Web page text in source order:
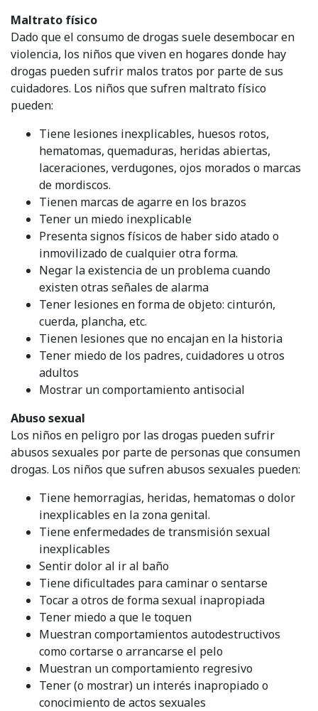
Maltrato físico
Dado que el consumo de drogas suele desembocar en
violencia, los niños que viven en hogares donde hay
drogas pueden sufrir malos tratos por parte de sus
cuidadores. Los niños que sufren maltrato físico
pueden:
Tiene lesiones inexplicables, huesos rotos,
hematomas, quemaduras, heridas abiertas,
laceraciones, verdugones, ojos morados o marcas
de mordiscos.
Tienen marcas de agarre en los brazos
Tener un miedo inexplicable
Presenta signos físicos de haber sido atado o
inmovilizado de cualquier otra forma.
Negar la existencia de un problema cuando
existen otras señales de alarma
Tener lesiones en forma de objeto: cinturón,
cuerda, plancha, etc.
Tienen lesiones que no encajan en la historia
Tener miedo de los padres, cuidadores u otros
adultos
Mostrar un comportamiento antisocial
Abuso sexual
Los niños en peligro por las drogas pueden sufrir
abusos sexuales por parte de personas que consumen
drogas. Los niños que sufren abusos sexuales pueden:
Tiene hemorragias, heridas, hematomas o dolor
inexplicables en la zona genital.
Tiene enfermedades de transmisión sexual
inexplicables
Sentir dolor al ir al baño
Tiene dificultades para caminar o sentarse
Tocar a otros de forma sexual inapropiada
Tener miedo a que le toquen
Muestran comportamientos autodestructivos
como cortarse o arrancarse el pelo
Muestran un comportamiento regresivo
Tener (o mostrar) un interés inapropiado o
conocimiento de actos sexuales